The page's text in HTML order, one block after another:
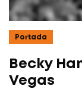
Portada
Becky
Vegas